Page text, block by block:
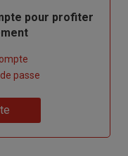
pour profiter
passe